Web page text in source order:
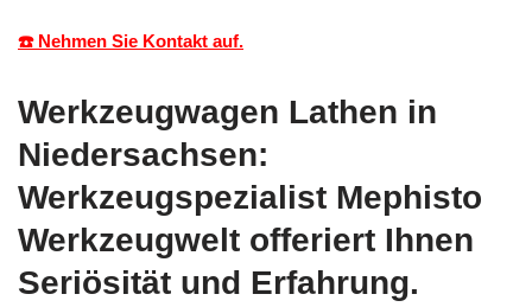
☎️ Nehmen Sie Kontakt auf.
Werkzeugwagen Lathen in
Niedersachsen:
Werkzeugspezialist Mephisto
Werkzeugwelt offeriert Ihnen
Seriösität und Erfahrung.